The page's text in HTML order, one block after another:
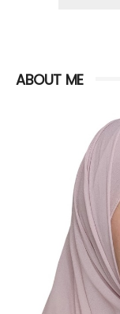
ABOUT ME